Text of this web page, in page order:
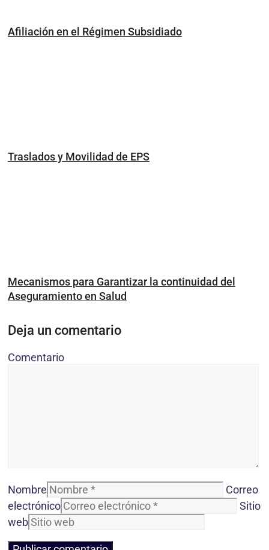
Afiliación en el Régimen Subsidiado
Traslados y Movilidad de EPS
Mecanismos para Garantizar la continuidad del
Aseguramiento en Salud
Deja un comentario
Comentario
Nombre
Correo
electrónico
Sitio
web